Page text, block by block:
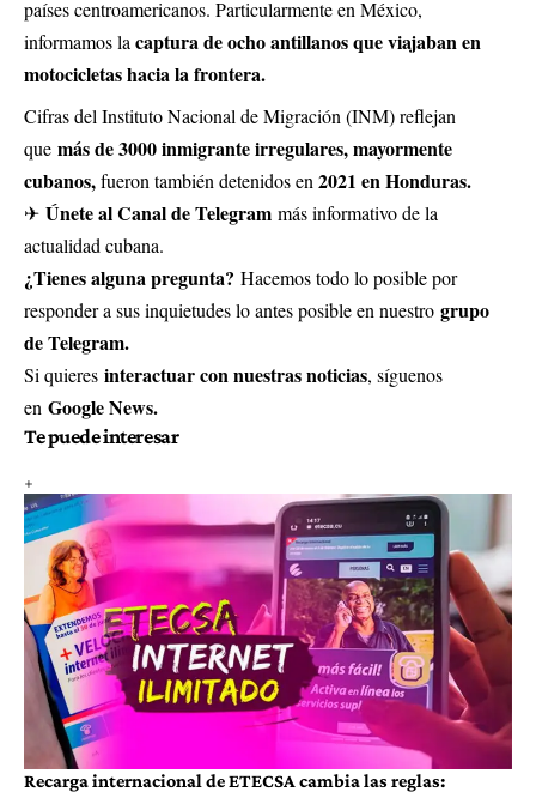
países centroamericanos. Particularmente en México,
informamos la captura de ocho antillanos que viajaban en
motocicletas hacia la frontera.
Cifras del Instituto Nacional de Migración (INM) reflejan
que más de 3000 inmigrante irregulares, mayormente
cubanos,fueron también detenidos en 2021 en Honduras.
✈ Únete al Canal de Telegram más informativo de la
actualidad cubana.
¿Tienes alguna pregunta? Hacemos todo lo posible por
responder a sus inquietudes lo antes posible en nuestro grupo
de Telegram.
Si quieres interactuar con nuestras noticias, síguenos
en Google News.
Te puede interesar
Recarga internacional de ETECSA cambia las reglas: